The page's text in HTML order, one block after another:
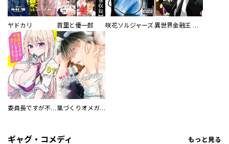
ヤドカリ 首里と優一郎 咲花ソルジャーズ 異世界金融王 ～クローネ・ゴルディオンの覇道～
委員長ですが不良になるほど恋してます！ 巣づくりオメガバース
ギャグ・コメディ もっと見る